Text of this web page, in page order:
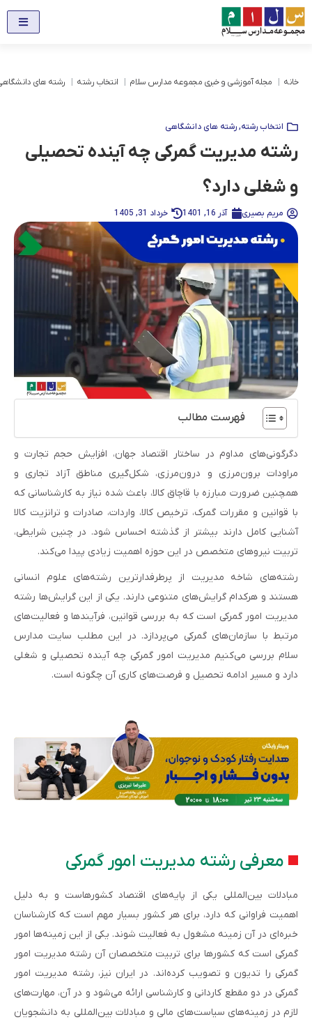
خانه مجله آموزشی و خبری مجموعه مدارس سلام انتخاب رشته رشته های
انتخاب رشته,رشته های دانشگاهی
رشته مدیریت گمرکی چه آینده تحصیلی
و شغلی دارد؟
مریم بصیری آذر 16, 1401 خرداد 31, 1405
فهرست مطالب
دگرگونی‌های مداوم در ساختار اقتصاد جهان، افزایش حجم تجارت و
مراودات برون‌مرزی و درون‌مرزی، شکل‌گیری مناطق آزاد تجاری و
همچنین ضرورت مبارزه با قاچاق کالا، باعث شده نیاز به کارشناسانی که
با قوانین و مقررات گمرک، ترخیص کالا، واردات، صادرات و ترانزیت کالا
آشنایی کامل دارند بیشتر از گذشته احساس شود. در چنین شرایطی،
تربیت نیروهای متخصص در این حوزه اهمیت زیادی پیدا می‌کند.
رشته‌های شاخه مدیریت از پرطرفدارترین رشته‌های علوم انسانی
هستند و هرکدام گرایش‌های متنوعی دارند. یکی از این گرایش‌ها رشته
مدیریت امور گمرکی است که به بررسی قوانین، فرآیندها و فعالیت‌های
مرتبط با سازمان‌های گمرکی می‌پردازد. در این مطلب سایت مدارس
سلام بررسی می‌کنیم مدیریت امور گمرکی چه آینده تحصیلی و شغلی
دارد و مسیر ادامه تحصیل و فرصت‌های کاری آن چگونه است.
معرفی رشته مدیریت امور گمرکی
مبادلات بین‌المللی یکی از پایه‌های اقتصاد کشورهاست و به دلیل
اهمیت فراوانی که دارد، برای هر کشور بسیار مهم است که کارشناسان
خبره‌ای در آن زمینه مشغول به فعالیت شوند. یکی از این زمینه‌ها امور
گمرکی است که کشورها برای تربیت متخصصان آن رشته مدیریت امور
گمرکی را تدیون و تصویب کرده‌اند. در ایران نیز، رشته مدیریت امور
گمرکی در دو مقطع کاردانی و کارشناسی ارائه می‌شود و در آن، مهارت‌های
لازم در زمینه‌های سیاست‌های مالی و مبادلات بین‌المللی به دانشجویان